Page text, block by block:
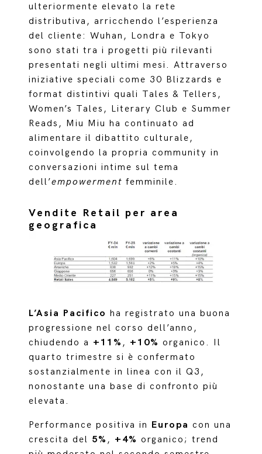
ulteriormente elevato la rete
distributiva, arricchendo l’esperienza
del cliente: Wuhan, Londra e Tokyo
sono stati tra i progetti più rilevanti
presentati negli ultimi mesi. Attraverso
iniziative speciali come 30 Blizzards e
format distintivi quali Tales & Tellers,
Women’s Tales, Literary Club e Summer
Reads, Miu Miu ha continuato ad
alimentare il dibattito culturale,
coinvolgendo la propria community in
conversazioni intime sul tema
dell’empowerment femminile.
Vendite Retail per area
geografica
L’Asia Pacifico ha registrato una buona
progressione nel corso dell’anno,
chiudendo a +11% , +10% organico. Il
quarto trimestre si è confermato
sostanzialmente in linea con il Q3,
nonostante una base di confronto più
elevata.
Performance positiva in Europa con una
crescita del 5% , +4%organico; trend